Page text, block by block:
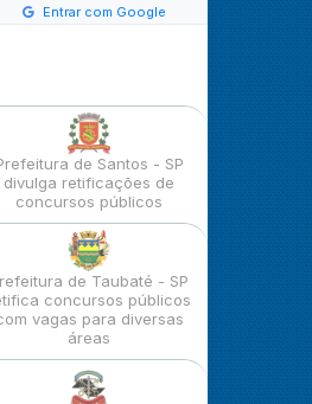
Entrar com Google
de Santos - SP
divulga retificações de
concursos públicos
de Taubaté - SP
concursos públicos
vagas para diversas
áreas